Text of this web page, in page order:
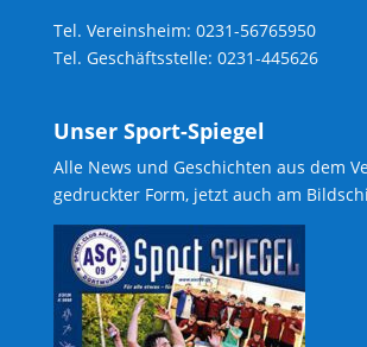
Tel. Vereinsheim: 0231-56765950
Tel. Geschäftsstelle: 0231-445626
Unser Sport-Spiegel
Alle News und Geschichten aus dem
gedruckter Form, jetzt auch am